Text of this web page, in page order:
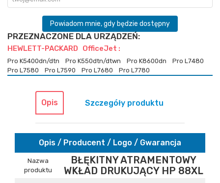
Powiadom mnie, gdy będzie dostępny
PRZEZNACZONE DLA URZĄDZEŃ:
HEWLETT-PACKARD OfficeJet :
Pro K5400dn/dtn Pro K550dtn/dtwn Pro K8600dn
Pro L7480
Pro L7580
Pro L7590 Pro L7680 Pro L7780
Opis Szczegóły produktu
Opis / Producent / Logo / Gwarancja
Nazwa
produktu
BŁĘKITNY ATRAMENTOWY
WKŁAD DRUKUJĄCY HP 88XL